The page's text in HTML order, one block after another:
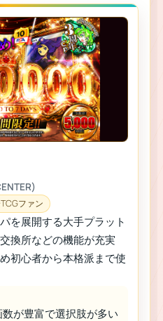
ファン
を展開する大手プラット
換所などの機能が充実
初心者から本格派まで使
が豊富で選択肢が多い